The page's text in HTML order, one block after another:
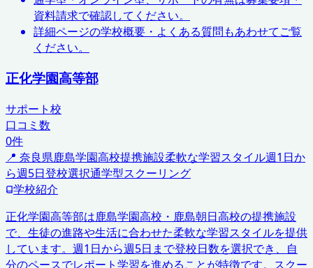
資料請求で確認してください。
詳細ページの学校概要・よくある質問もあわせてご覧
ください。
正化学園高等部
サポート校
口コミ数
0件
📍 奈良県鹿島学園高校提携施設柔軟な学習スタイル週1日か
ら週5日登校選択通学型スクーリング
学校紹介
正化学園高等部は鹿島学園高校・鹿島朝日高校の提携施設
で、生徒の進路や生活に合わせた柔軟な学習スタイルを提供
しています。週1日から週5日まで登校日数を選択でき、自
分のペースでレポート学習を進めることが特徴です。スクー